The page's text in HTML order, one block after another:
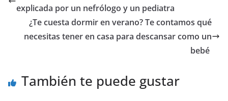
explicada por un nefrólogo y un pediatra
​¿Te cuesta dormir en verano? Te contamos qué
necesitas tener en casa para descansar como un
bebé
También te puede gustar